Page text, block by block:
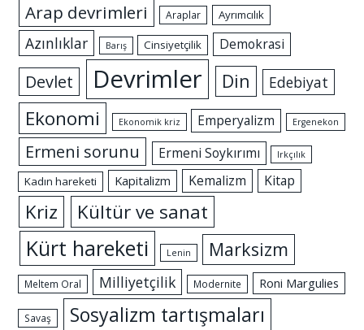
Arap devrimleri Araplar Ayrımcılık
Azınlıklar Barış Cinsiyetçilik Demokrasi
Devlet Devrimler Din Edebiyat
Ekonomi Ekonomik kriz Emperyalizm Ergenekon
Ermeni sorunu Ermeni Soykırımı Irkçılık
Kadın hareketi Kapitalizm Kemalizm Kitap
Kriz Kültür ve sanat
Kürt hareketi Lenin Marksizm
Meltem Oral Milliyetçilik Modernite Roni Margulies
Savaş Sosyalizm tartışmaları